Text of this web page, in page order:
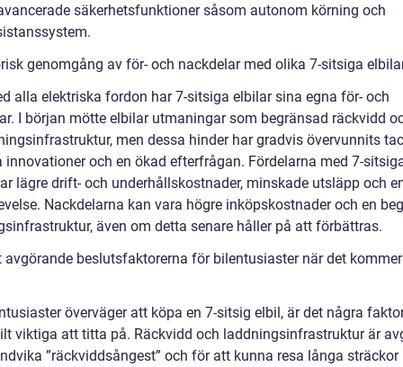
säkerhetsfunktioner såsom autonom körning och
genomgång av för- och nackdelar med olika 7-sitsiga
alla elektriska fordon har 7-sitsiga elbilar sina egna för- och
I början mötte elbilar utmaningar som begränsad räckvidd
men dessa hinder har gradvis övervunnits
innovationer och en ökad efterfrågan. Fördelarna med 7-
lägre drift- och underhållskostnader, minskade utsläpp och
Nackdelarna kan vara högre inköpskostnader och en
även om detta senare håller på att förbättras.
avgörande beslutsfaktorerna för bilentusiaster när det
överväger att köpa en 7-sitsig elbil, är det några
viktiga att titta på. Räckvidd och laddningsinfrastruktur är
”räckviddsångest” och för att kunna resa långa